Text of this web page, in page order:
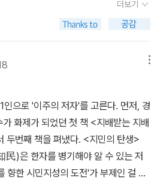
가는 시대, 라고 말이지요. p. s.
르겐 하버마스의 저서 중에도 이 책
구조변동' 이 있더군요.
서 아무것도 배우지 못한자는 그 역사
. 송호근 교수의 '인민의 탄생'을 통해
의 인민은 충분히 그 역할을 다 하고 있
아닌가 생각한다. 또한 인민이 시민으
라고 예고한 2권을 기대한다.
공론장과 합의가 신통치 않은 것은 교
때문이다. 그런데 이 인민과 공론장
찾으려하니 제대로 될 리 만무하다.
사상이 어떻게 수용되고 탄생하게 되었
제와 관련해서는 여러 차례 소개한 적
익한, 그러면서 필수적인 참고가 된다.
> 등이 타이틀도 중요한데, 특히 <국
주체에 대한 이해와 관련하여 필독서
이라는 개념 속에는복합적인 의미들
피지배층‘민民’을 가리키던 전통어휘
적 주체를 뜻하는근대 개념어로 전환
교수의 '탄
. 순차적으로 탄생한 통시적인 개념이
할 필요가 있다고 본다. 아, 인민을 주
더보기
으로 '이주의 저자'를 고른다. 먼저, 경
화제가 되었던 첫 책 <지배받는 지배
번째 책을 펴냈다. <지민의 탄생>
)은 한자를 병기해야 알 수 있는 저
향한 시민지성의 도전'가 부제인 걸 보